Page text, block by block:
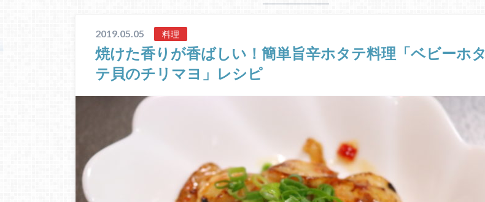
2019.05.05 料理
焼けた香りが香ばしい！簡単旨辛ホタテ料理「ベビーホタ
テ貝のチリマヨ」レシピ